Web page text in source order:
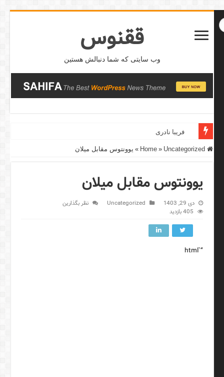
ققنوس
وب سایتی که شما دنبالش هستین
فریبا نادری
» Uncategorized
» یوونتوس مقابل میلان
یوونتوس مقابل میلان
دی 29, 1403 Uncategorized
نظر بگذارین
405 بازدید
“`html